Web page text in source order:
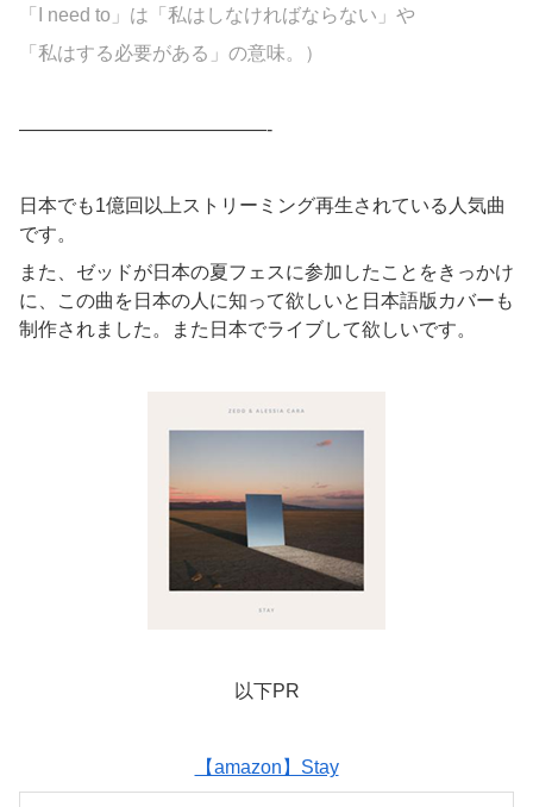
「I need to」は「私はしなければならない」や
「私はする必要がある」の意味。）
—————————————-
日本でも1億回以上ストリーミング再生されている人気曲
です。
また、ゼッドが日本の夏フェスに参加したことをきっかけ
に、この曲を日本の人に知って欲しいと日本語版カバーも
制作されました。また日本でライブして欲しいです。
以下PR
【amazon】Stay